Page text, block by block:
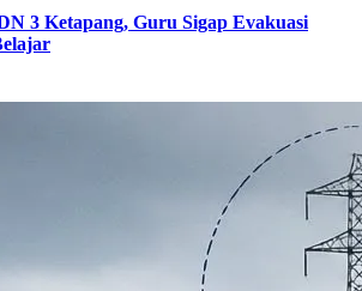
3 Ketapang, Guru Sigap Evakuasi